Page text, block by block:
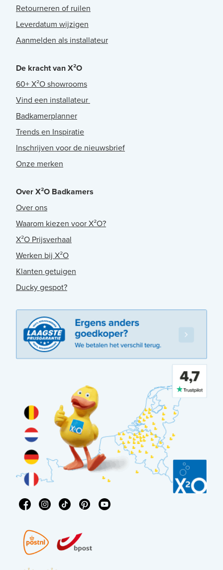
Retourneren of ruilen
Leverdatum wijzigen
Aanmelden als installateur
De kracht van X²O
60+ X²O showrooms
Vind een installateur
Badkamerplanner
Trends en Inspiratie
Inschrijven voor de nieuwsbrief
Onze merken
Over X²O Badkamers
Over ons
Waarom kiezen voor X²O?
X²O Prijsverhaal
Werken bij X²O
Klanten getuigen
Ducky gespot?